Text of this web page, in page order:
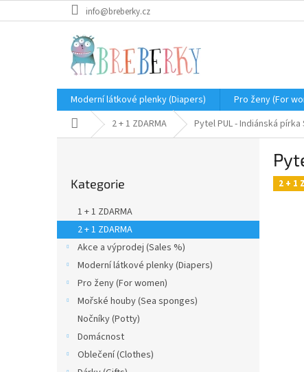
na
info@breberky.cz
Moderní látkové plenky (Diapers) Pro ženy (For
Domů 2 + 1 ZDARMA Pytel PUL - Indiánská pírka
a
n
kategorie
Kategorie
1 + 1 ZDARMA
2 + 1 ZDARMA
Akce a výprodej (Sales %)
Moderní látkové plenky (Diapers)
Pro ženy (For women)
Mořské houby (Sea sponges)
Nočníky (Potty)
Domácnost
Oblečení (Clothes)
2 + 1